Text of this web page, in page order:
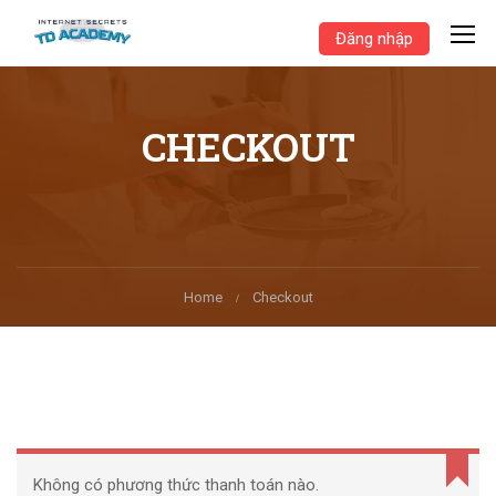
Đăng nhập
CHECKOUT
Home Checkout
Không có phương thức thanh toán nào.